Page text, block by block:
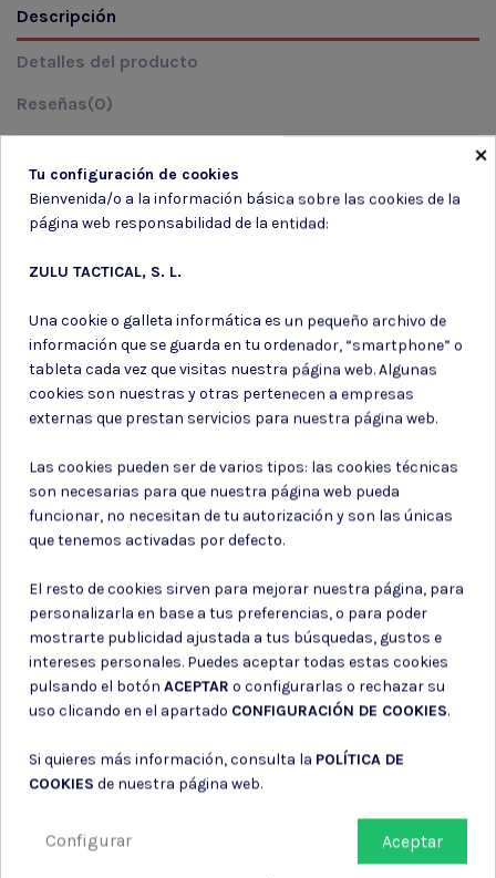
Descripción
Detalles del producto
Reseñas(0)
MODELO: 16085A Color: 181 NEGRO Talla: ST
Suscríbete a nuestro boletín
información de contacto en el aviso legal.
Consiento el uso de mis datos para los fines indicados en la
Política de privacidad
Consiento el uso de mis datos personales para recibir publicidad
de su entidad.
×
Tu configuración de cookies
Bienvenida/o a la información básica sobre las cookies de la
página web responsabilidad de la entidad:
ZULU TACTICAL, S. L.
Una cookie o galleta informática es un pequeño archivo de
información que se guarda en tu ordenador, “smartphone” o
tableta cada vez que visitas nuestra página web. Algunas
cookies son nuestras y otras pertenecen a empresas
externas que prestan servicios para nuestra página web.
Las cookies pueden ser de varios tipos: las cookies técnicas
son necesarias para que nuestra página web pueda
funcionar, no necesitan de tu autorización y son las únicas
que tenemos activadas por defecto.
El resto de cookies sirven para mejorar nuestra página, para
personalizarla en base a tus preferencias, o para poder
mostrarte publicidad ajustada a tus búsquedas, gustos e
intereses personales. Puedes aceptar todas estas cookies
pulsando el botón ACEPTAR o configurarlas o rechazar su
uso clicando en el apartado CONFIGURACIÓN DE COOKIES.
Si quieres más información, consulta la POLÍTICA DE
COOKIES de nuestra página web.
Aceptar
Configurar